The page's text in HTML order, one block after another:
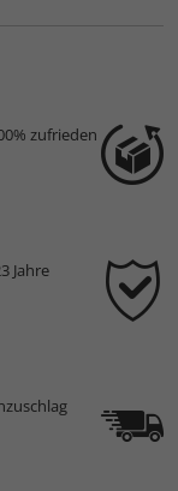
zufrieden
Jahre